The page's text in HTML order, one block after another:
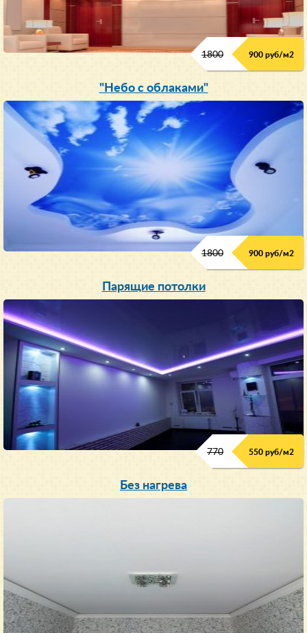
1800 900 руб/м2
"Небо с облаками"
1800 900 руб/м2
Парящие потолки
770 550 руб/м2
Без нагрева